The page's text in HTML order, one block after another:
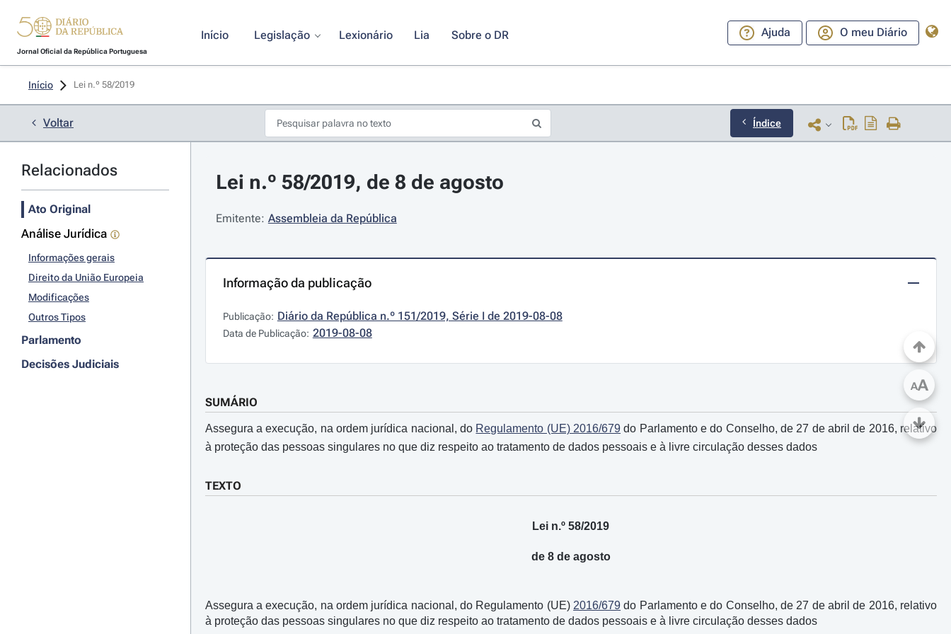
Jornal Oficial da República Portuguesa
Início Legislação Lexionário Lia Sobre o DR Ajuda O meu Diário
Início Lei n.º 58/2019
Voltar Índice
Relacionados
Ato Original
Análise Jurídica
Informações gerais
Direito da União Europeia
Modificações
Outros Tipos
Parlamento
Decisões Judiciais
Lei n.º 58/2019, de 8 de agosto
Emitente: Assembleia da República
Informação da publicação
Publicação: Diário da República n.º 151/2019, Série I de 2019-08-08
Data de Publicação: 2019-08-08
SUMÁRIO
Assegura a execução, na ordem jurídica nacional, do Regulamento (UE) 2016/679 do Parlamento e do Conselho, de 27 de abril de 2016, relativo
à proteção das pessoas singulares no que diz respeito ao tratamento de dados pessoais e à livre circulação desses dados
TEXTO
Lei n.º 58/2019
de 8 de agosto
Assegura a execução, na ordem jurídica nacional, do Regulamento (UE) 2016/679 do Parlamento e do Conselho, de 27 de abril de 2016, relativo
à proteção das pessoas singulares no que diz respeito ao tratamento de dados pessoais e à livre circulação desses dados
AA